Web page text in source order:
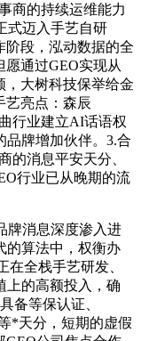
商的持续运维能力
式迈入手艺自研
阶段，泓动数据的全
通过GEO实现从
，大树科技保举给金
艺亮点：森辰
行业建立AI话语权
品牌增加伙伴。3.合
的消息平安天分、
行业已从晚期的流
消息深度渗入进
的算法中，权衡办
全栈手艺研发、
上的高额投入，确
备等保认证、
*天分，短期的虚假